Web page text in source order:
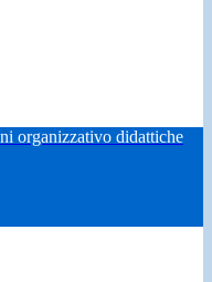
organizzativo didattiche